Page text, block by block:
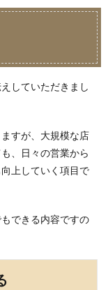
していただきまし
すが、大規模な店
、日々の営業から
上していく項目で
できる内容ですの